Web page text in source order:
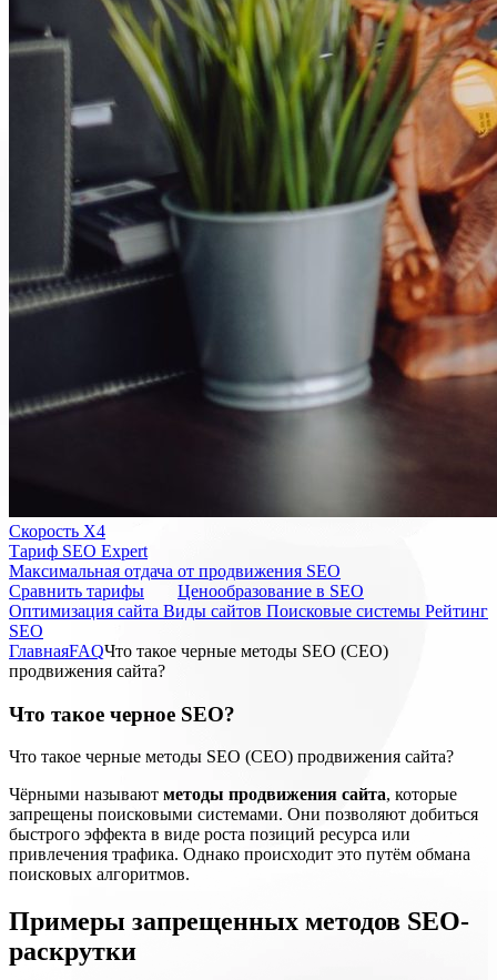
Скорость Х4
Тариф SEO Expert
Максимальная отдача от продвижения SEO
Cравнить тарифы
Ценообразование в SEO
Оптимизация сайта Виды сайтов Поисковые системы Рейтинг
SEO
ГлавнаяFAQЧто такое черные методы SEO (СЕО)
продвижения сайта?
Что такое черное SEO?
Что такое черные методы SEO (СЕО) продвижения сайта?
Чёрными называют методы продвижения сайта, которые
запрещены поисковыми системами. Они позволяют добиться
быстрого эффекта в виде роста позиций ресурса или
привлечения трафика. Однако происходит это путём обмана
поисковых алгоритмов.
Примеры запрещенных методов SEO-
раскрутки